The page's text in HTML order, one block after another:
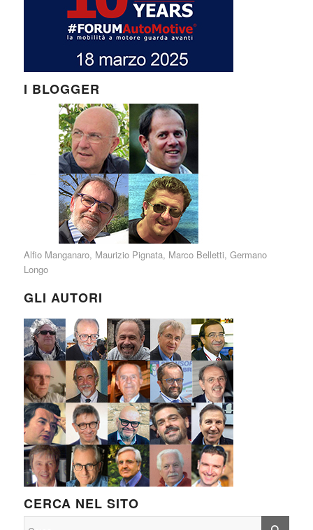
I BLOGGER
Alfio Manganaro, Maurizio Pignata, Marco Belletti, Germano
Longo
GLI AUTORI
CERCA NEL SITO